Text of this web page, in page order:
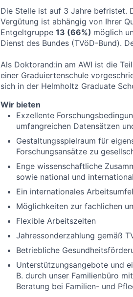
Die Stelle ist auf 3 Jahre befristet.
Vergütung ist abhängig von Ihrer
Entgeltgruppe 13 (66%) möglich
Dienst des Bundes (TVöD-Bund).
Als Doktorand:in am AWI ist die
einer Graduiertenschule
sich in der Helmholtz Graduate
Wir bieten
Exzellente
umfangreichen Datensätzen
Gestaltungsspielraum für
Forschungsansätze zu
Enge wissenschaftliche
sowie national und international
Ein internationales
Möglichkeiten zur fachlichen
Flexible Arbeitszeiten
Jahressonderzahlung gemäß
Betriebliche
Unterstützungsangebote und
B. durch unser Familienbüro
Beratung bei Familien- und